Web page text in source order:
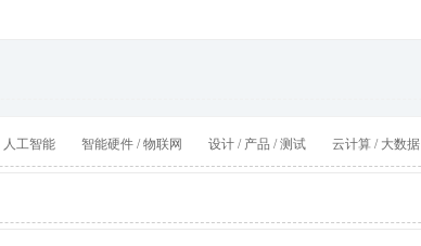
人工智能 智能硬件 / 物联网 设计 / 产品 / 测试 云计算 / 大数据